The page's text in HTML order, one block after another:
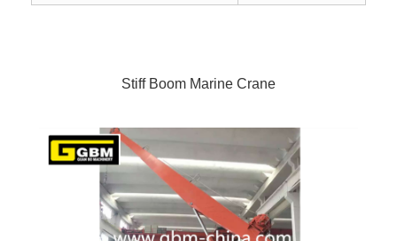
Stiff Boom Marine Crane